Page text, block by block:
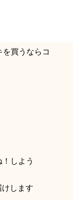
しよう
します